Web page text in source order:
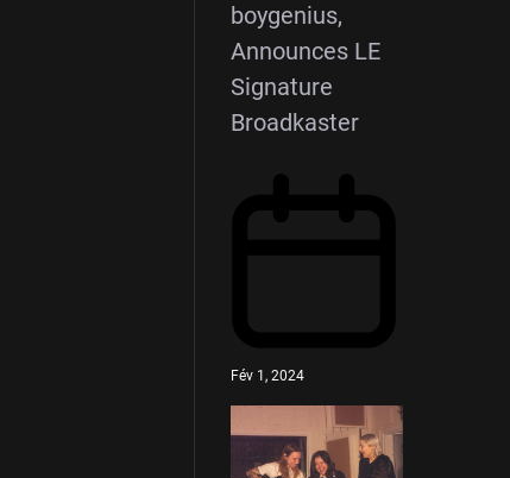
boygenius,
Announces LE
Signature
Broadkaster
Fév 1, 2024